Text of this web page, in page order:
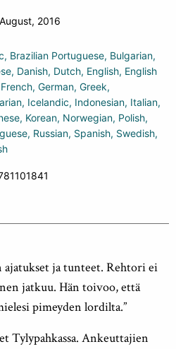
2016
Brazilian Portuguese Bulgarian
Danish Dutch English English
French German Greek
Icelandic Indonesian Italian
Korean Norwegian Polish
Russian Spanish Swedish
ja tunteet. Rehtori ei
jatkuu. Hän toivoo, että
pimeyden lordilta.”
Tylypahkassa. Ankeuttajien